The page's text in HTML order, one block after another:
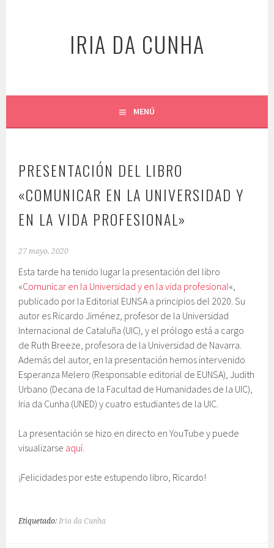
IRIA DA CUNHA
MENÚ
PRESENTACIÓN DEL LIBRO
«COMUNICAR EN LA UNIVERSIDAD Y
EN LA VIDA PROFESIONAL»
27 mayo, 2020
Esta tarde ha tenido lugar la presentación del libro
«Comunicar en la Universidad y en la vida profesional«,
publicado por la Editorial EUNSA a principios del 2020. Su
autor es Ricardo Jiménez, profesor de la Universidad
Internacional de Cataluña (UIC), y el prólogo está a cargo
de Ruth Breeze, profesora de la Universidad de Navarra.
Además del autor, en la presentación hemos intervenido
Esperanza Melero (Responsable editorial de EUNSA), Judith
Urbano (Decana de la Facultad de Humanidades de la UIC),
Iria da Cunha (UNED) y cuatro estudiantes de la UIC.
La presentación se hizo en directo en YouTube y puede
visualizarse aquí.
¡Felicidades por este estupendo libro, Ricardo!
Etiquetado:Iria da Cunha